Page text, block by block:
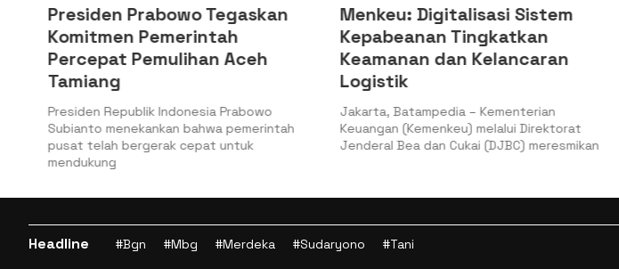
Presiden Prabowo Tegaskan
Komitmen Pemerintah
Percepat Pemulihan Aceh
Tamiang
Presiden Republik Indonesia Prabowo
Subianto menekankan bahwa pemerintah
pusat telah bergerak cepat untuk
mendukung
Menkeu: Digitalisasi Sistem
Kepabeanan Tingkatkan
Keamanan dan Kelancaran
Logistik
Jakarta, Batampedia – Kementerian
Keuangan (Kemenkeu) melalui Direktorat
Jenderal Bea dan Cukai (DJBC) meresmikan
Headline #Bgn #Mbg #Merdeka #Sudaryono #Tani